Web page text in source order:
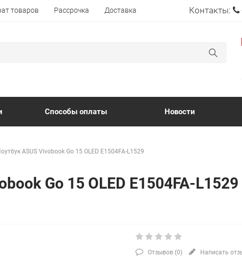
товаров Рассрочка Доставка Контакты:
Способы оплаты Новости
ASUS Vivobook Go 15 OLED E1504FA-L1529
Go 15 OLED E1504FA-L1529
Отзывов (0) Написать